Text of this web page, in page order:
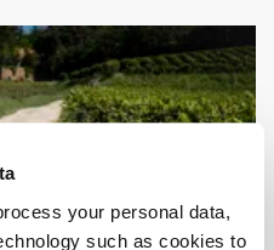
your personal data,
such as cookies to